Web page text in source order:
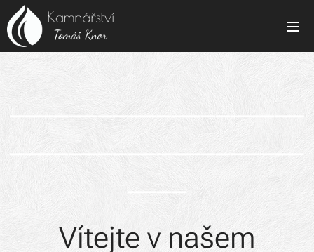
____________________
____________________
____
Vítejte v našem